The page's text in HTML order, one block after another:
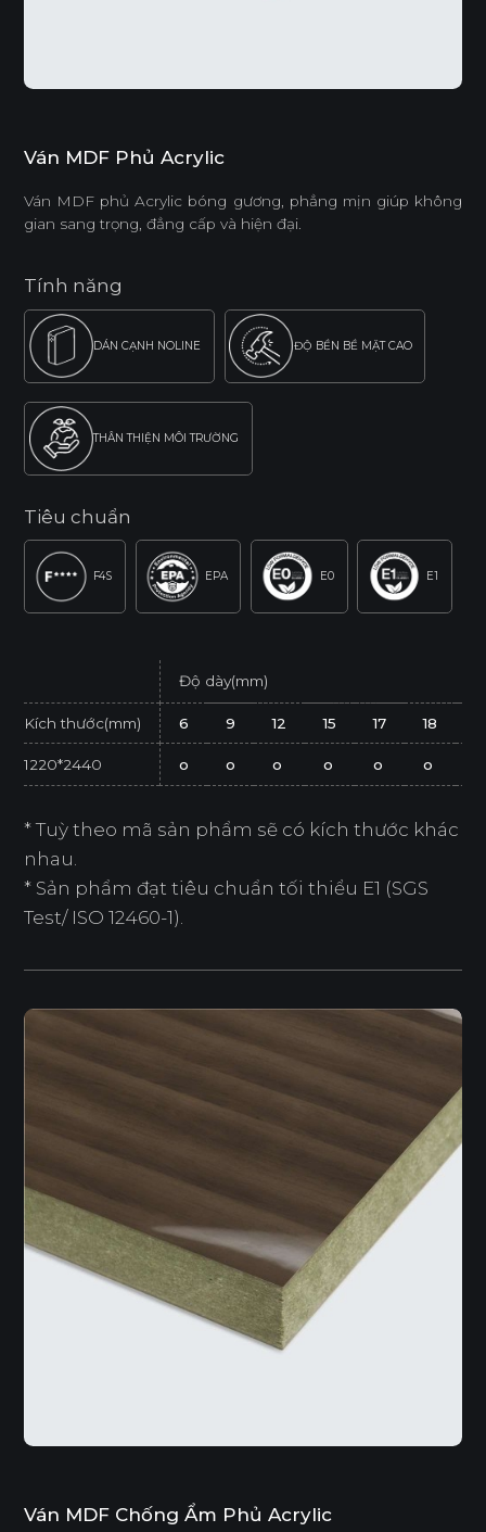
Ván MDF Phủ Acrylic
Ván MDF phủ Acrylic bóng gương, phẳng mịn giúp không
gian sang trọng, đẳng cấp và hiện đại.
Tính năng
DÁN CẠNH NOLINE ĐỘ BỀN BỀ MẶT CAO
THÂN THIỆN MÔI TRƯỜNG
Tiêu chuẩn
F4S EPA E0 E1
Độ dày(mm)
Kích thước(mm) 6 9 12 15 17 18
1220*2440 o o o o o o
* Tuỳ theo mã sản phẩm sẽ có kích thước khác
nhau.
* Sản phẩm đạt tiêu chuẩn tối thiểu E1 (SGS
Test/ ISO 12460-1).
Ván MDF Chống Ẩm Phủ Acrylic